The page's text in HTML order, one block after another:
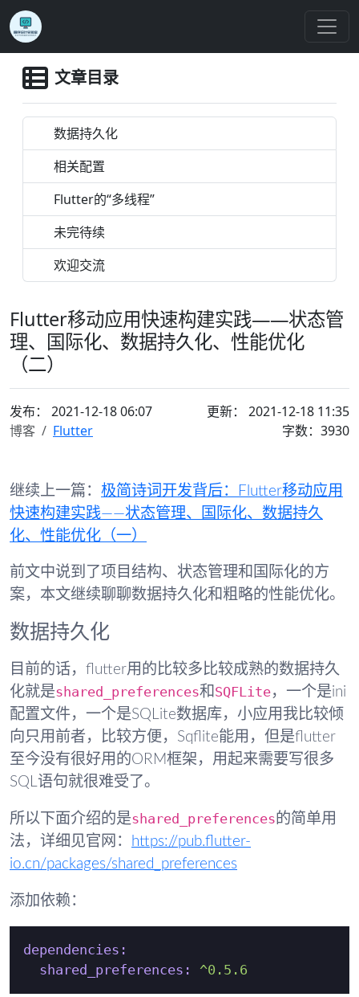
文章目录
数据持久化
相关配置
Flutter的“多线程”
未完待续
欢迎交流
Flutter移动应用快速构建实践——状态管
理、国际化、数据持久化、性能优化
（二）
发布： 2021-12-18 06:07
更新： 2021-12-18 11:35
博客
Flutter 字数：3930
继续上一篇： 极简诗词开发背后：Flutter移动应用
快速构建实践——状态管理、国际化、数据持久
化、性能优化（一）
前文中说到了项目结构、状态管理和国际化的方
案，本文继续聊聊数据持久化和粗略的性能优化。
数据持久化
目前的话，flutter用的比较多比较成熟的数据持久
化就是shared_preferences和 SQFLite，一个是ini
配置文件，一个是SQLite数据库，小应用我比较倾
向只用前者，比较方便，Sqflite能用，但是flutter
至今没有很好用的ORM框架，用起来需要写很多
SQL语句就很难受了。
所以下面介绍的是shared_preferences 的简单用
法，详细见官网：
https://pub.flutter-
io.cn/packages/shared_preferences
添加依赖：
dependencies:
shared_preferences:
^0.5.6